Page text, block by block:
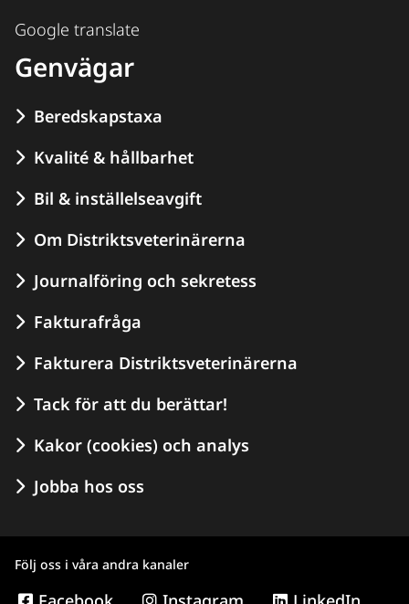
Google translate
Genvägar
Beredskapstaxa
Kvalité & hållbarhet
Bil & inställelseavgift
Om Distriktsveterinärerna
Journalföring och sekretess
Fakturafråga
Fakturera Distriktsveterinärerna
Tack för att du berättar!
Kakor (cookies) och analys
Jobba hos oss
Följ oss i våra andra kanaler